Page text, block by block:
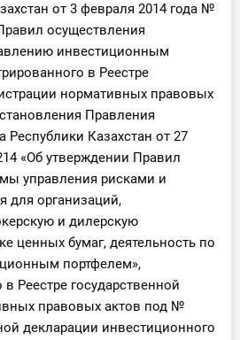
от 3 февраля 2014 года №
осуществления
инвестиционным
в Реестре
нормативных правовых
Правления
Республики Казахстан от 27
«Об утверждении Правил
управления рисками и
для организаций,
и дилерскую
ценных бумаг, деятельность по
портфелем»,
в Реестре государственной
правовых актов под №
декларации инвестиционного